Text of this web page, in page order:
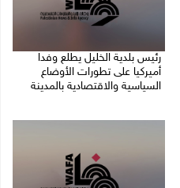
رئيس بلدية الخليل يطلع وفدا
أميركيا على تطورات الأوضاع
السياسية والاقتصادية بالمدينة